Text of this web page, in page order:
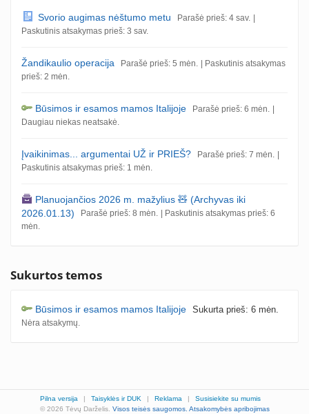
Svorio augimas nėštumo metu Parašė prieš: 4 sav.
Paskutinis atsakymas prieš: 3 sav.
Žandikaulio operacija Parašė prieš: 5 mėn. | Paskutinis atsakymas
prieš: 2 mėn.
Būsimos ir esamos mamos Italijoje Parašė prieš: 6 mėn.
Daugiau niekas neatsakė.
Įvaikinimas... argumentai UŽ ir PRIEŠ? Parašė prieš: 7 mėn.
Paskutinis atsakymas prieš: 1 mėn.
Planuojančios 2026 m. mažylius 🧸 (Archyvas iki
2026.01.13) Parašė prieš: 8 mėn. | Paskutinis atsakymas prieš: 6
mėn.
Sukurtos temos
Būsimos ir esamos mamos Italijoje Sukurta prieš: 6 mėn.
Nėra atsakymų.
Pilna versija | Taisyklės ir DUK | Reklama |
Susisiekite su mumis
© 2026 Tėvų Darželis. Visos teisės saugomos. Atsakomybės apribojimas